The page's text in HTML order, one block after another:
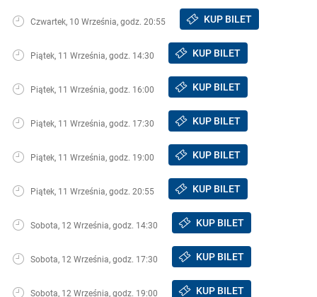
Czwartek, 10 Września, godz. 20:55 KUP BILET
Piątek, 11 Września, godz. 14:30 KUP BILET
Piątek, 11 Września, godz. 16:00 KUP BILET
Piątek, 11 Września, godz. 17:30 KUP BILET
Piątek, 11 Września, godz. 19:00 KUP BILET
Piątek, 11 Września, godz. 20:55 KUP BILET
Sobota, 12 Września, godz. 14:30 KUP BILET
Sobota, 12 Września, godz. 17:30 KUP BILET
Sobota, 12 Września, godz. 19:00 KUP BILET